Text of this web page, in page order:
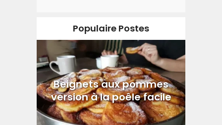
Populaire Postes
Beignets aux pommes
version à la poêle facile